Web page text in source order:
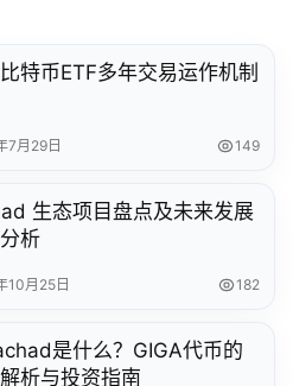
特币ETF多年交易运作机制
7月29日 149
生态项目盘点及未来发展
析
10月25日 182
是什么？GIGA代币的
析与投资指南